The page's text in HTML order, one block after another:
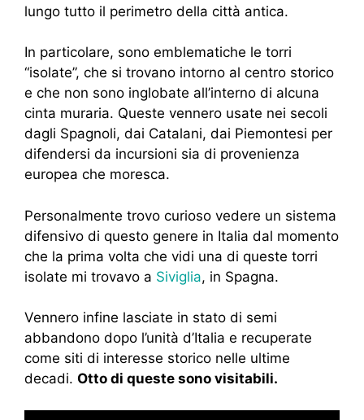
lungo tutto il perimetro della città antica.
In particolare, sono emblematiche le torri
“isolate”, che si trovano intorno al centro storico
e che non sono inglobate all’interno di alcuna
cinta muraria. Queste vennero usate nei secoli
dagli Spagnoli, dai Catalani, dai Piemontesi per
difendersi da incursioni sia di provenienza
europea che moresca.
Personalmente trovo curioso vedere un sistema
difensivo di questo genere in Italia dal momento
che la prima volta che vidi una di queste torri
isolate mi trovavo a Siviglia, in Spagna.
Vennero infine lasciate in stato di semi
abbandono dopo l’unità d’Italia e recuperate
come siti di interesse storico nelle ultime
decadi. Otto di queste sono visitabili.